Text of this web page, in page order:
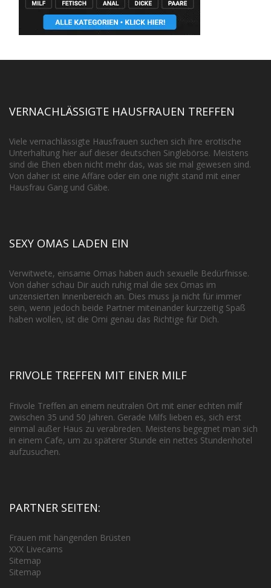
VERNACHLÄSSIGTE HAUSFRAUEN TREFFEN
Viele vernachlässigte Hausfrauen suchen sich ihre erotische
Unterhaltung hier auf dieser deutschen Singlebörse. Meistens
sind die Ehen eben nicht mehr das, was sie mal gewesen sind.
Von daher ist eine Affäre oder ein one night stand mit einer
Hausfrau Gang und Gäbe.
SEXY OMAS LADEN EIN
Verwitwete, einsame Omas haben auch sexuelle Bedürfnisse.
Von daher schau Dir auch ruhig mal die sex Omas im
unzensierten Innenbereich an. Dies muss ja nicht für immer
sein, wenn jedoch beide Partner miteinander kurzzeitig Spaß
haben wollen, ist die Omi genau das Richtige für Dich.
FRIVOLE TREFFEN MIT EINER MILF
Frivole Treffen an einem neutralen Ort mit einer echten milf
zwischen 35 und 50 Jahren. Gerade Milfs lieben es, sich erst
einmal außer Haus zu verabreden. Meistens begegnet man sich
in einem Cafe, um zu späterer Stunde ein nettes Stundenhotel
aufzusuchen.
PARTNER SEITEN:
Frauen mit hängenden Brüsten
XXX Livecams
Sitemap
Sitemap